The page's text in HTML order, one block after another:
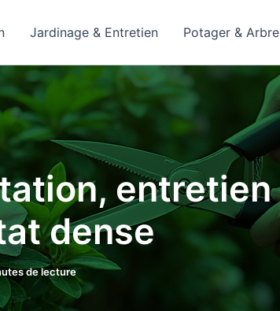
Jardinage & Entretien Potager &
dense
de lecture